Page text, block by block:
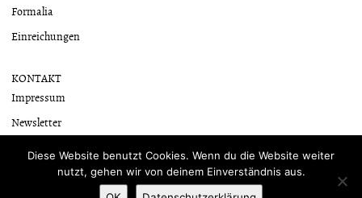
Formalia
Einreichungen
KONTAKT
Impressum
Newsletter
Diese Website benutzt Cookies. Wenn du die Website weiter
nutzt, gehen wir von deinem Einverständnis aus.